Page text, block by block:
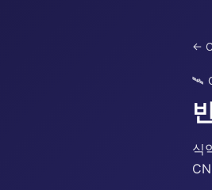
←
🛰️
식